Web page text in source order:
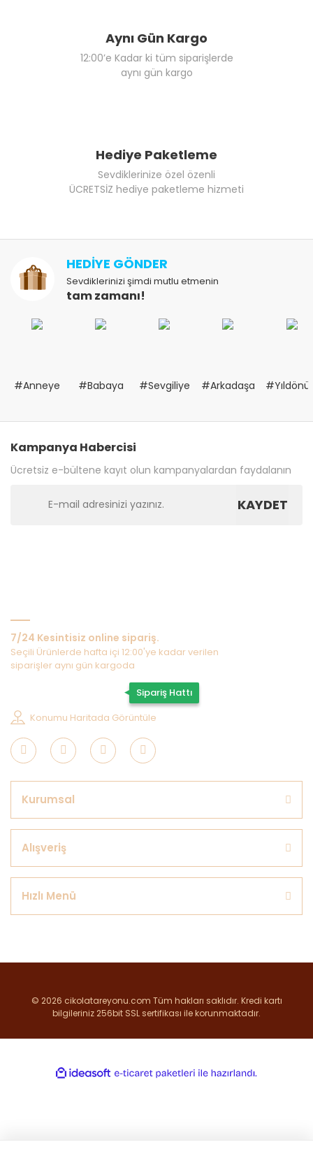
Aynı Gün Kargo
12:00’e Kadar ki tüm siparişlerde
aynı gün kargo
Hediye Paketleme
Sevdiklerinize özel özenli
ÜCRETSİZ hediye paketleme hizmeti
HEDİYE GÖNDER
Sevdiklerinizi şimdi mutlu etmenin
tam zamanı!
#Anneye #Babaya #Sevgiliye #Arkadaşa
Kampanya Habercisi
Ücretsiz e-bültene kayıt olun kampanyalardan faydalanın
KAYDET
7/24 Kesintisiz online sipariş.
Seçili Ürünlerde hafta içi 12:00'ye kadar verilen
siparişler aynı gün kargoda
Sipariş Hattı
Konumu Haritada Görüntüle
Kurumsal
Alışveriş
Hızlı Menü
© 2026 cikolatareyonu.com Tüm hakları saklıdır. Kredi kartı
bilgileriniz 256bit SSL sertifikası ile korunmaktadır.
ideasoft
e-